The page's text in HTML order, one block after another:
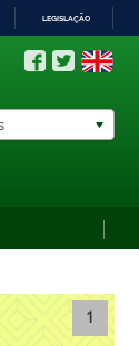
LEGISLAÇÃO
1